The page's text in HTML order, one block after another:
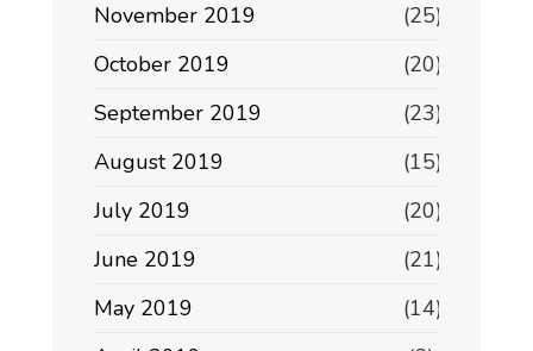
November 2019
(25)
October 2019
(20)
September 2019
(23)
August 2019
(15)
July 2019
(20)
June 2019
(21)
May 2019
(14)